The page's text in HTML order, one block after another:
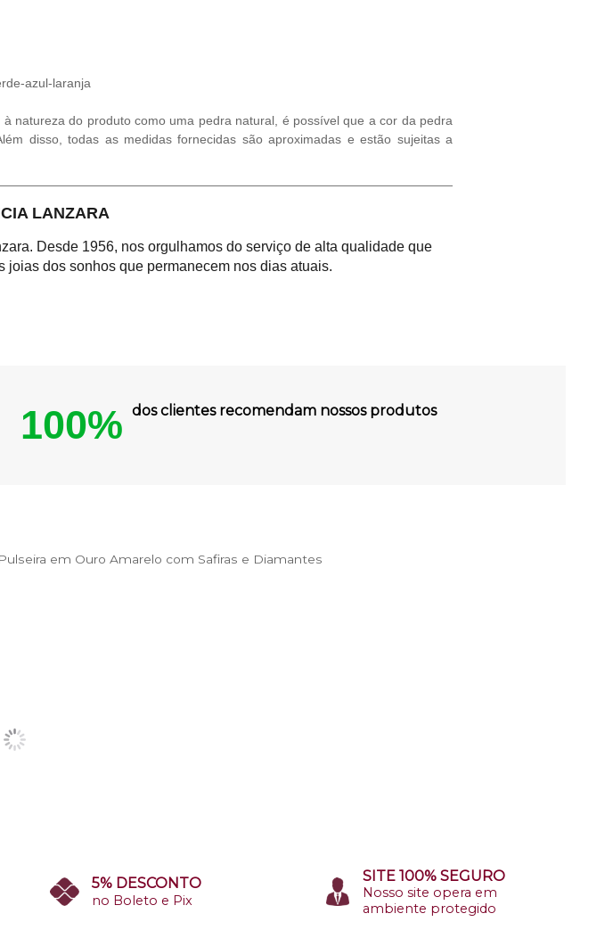
azul-laranja
natureza do produto como uma pedra natural, é possível que a cor da pedra
disso, todas as medidas fornecidas são aproximadas e estão sujeitas a
LANZARA
Desde 1956, nos orgulhamos do serviço de alta qualidade que
joias dos sonhos que permanecem nos dias atuais.
100% dos clientes recomendam nossos produtos
em Ouro Amarelo com Safiras e Diamantes
5% DESCONTO
no Boleto e Pix
SITE 100% SEGURO
Nosso site opera em
ambiente protegido